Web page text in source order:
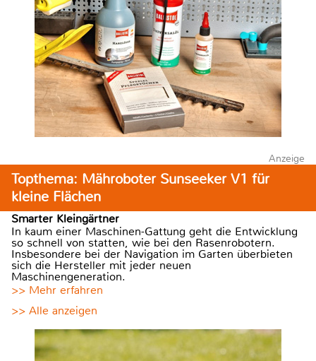
Anzeige
Topthema: Mähroboter Sunseeker V1 für
kleine Flächen
Smarter Kleingärtner
In kaum einer Maschinen-Gattung geht die Entwicklung
so schnell von statten, wie bei den Rasenrobotern.
Insbesondere bei der Navigation im Garten überbieten
sich die Hersteller mit jeder neuen
Maschinengeneration.
>> Mehr erfahren
>> Alle anzeigen